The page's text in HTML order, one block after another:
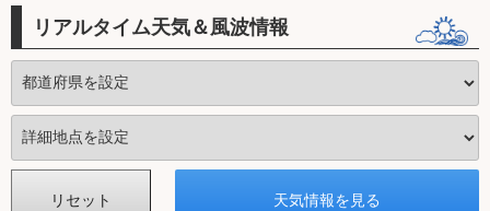
リアルタイム天気＆風波情報